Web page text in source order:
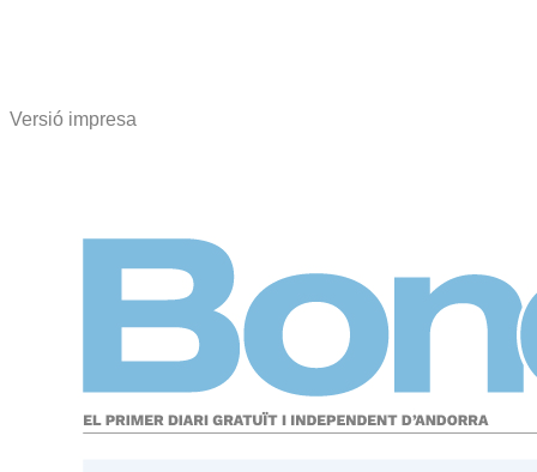
Versió impresa